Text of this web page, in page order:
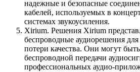
надежные и безопасные
кабелей, используемых в
системах звукоусиления.
Xirium. Решения Xirium
беспроводные аудиорешения для
потери качества. Они могут
беспроводной передачи
профессиональных аудио-